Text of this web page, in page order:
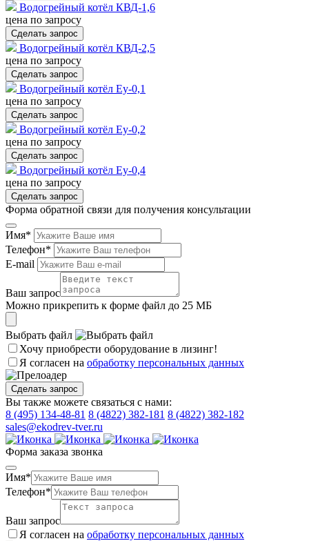
Водогрейный котёл КВД-1,6
цена по запросу
Сделать запрос
Водогрейный котёл КВД-2,5
цена по запросу
Сделать запрос
Водогрейный котёл Еу-0,1
цена по запросу
Сделать запрос
Водогрейный котёл Еу-0,2
цена по запросу
Сделать запрос
Водогрейный котёл Еу-0,4
цена по запросу
Сделать запрос
Форма обратной связи для получения консультации
Имя*
Телефон*
E-mail
Ваш запрос
Можно прикрепить к форме файл до 25 МБ
Выбрать файл
Хочу приобрести оборудование в лизинг!
Я согласен на обработку персональных данных
Сделать запрос
Вы также можете связаться с нами:
8 (495) 134-48-81 8 (4822) 382-181 8 (4822) 382-182
sales@ekodrev-tver.ru
Форма заказа звонка
Имя*
Телефон*
Ваш запрос
Я согласен на обработку персональных данных